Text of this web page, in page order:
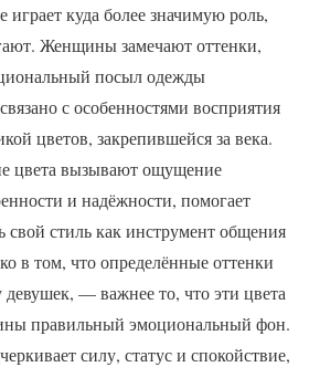
играет куда более значимую роль,
Женщины замечают оттенки,
посыл одежды
с особенностями восприятия
цветов, закрепившейся за века.
цвета вызывают ощущение
и надёжности, помогает
свой стиль как инструмент общения
в том, что определённые оттенки
девушек, — важнее то, что эти цвета
правильный эмоциональный фон.
силу, статус и спокойствие,